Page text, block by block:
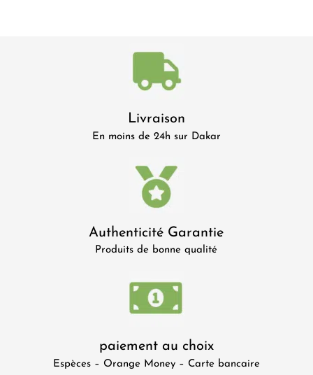
Livraison
En moins de 24h sur Dakar
Authenticité Garantie
Produits de bonne qualité
paiement au choix
Espèces – Orange Money – Carte bancaire